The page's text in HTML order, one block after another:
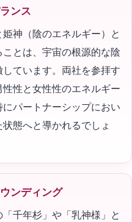
ンス
神（陰のエネルギー）と
とは、宇宙の根源的な陰
ています。両社を参拝す
性と女性性のエネルギー
パートナーシップにおい
態へと導かれるでしょ
ンディング
「千年杉」や「乳神様」と